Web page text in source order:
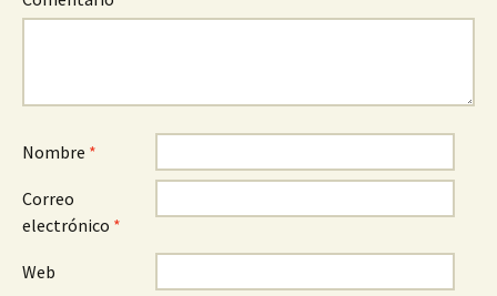
Nombre *
Correo
electrónico *
Web